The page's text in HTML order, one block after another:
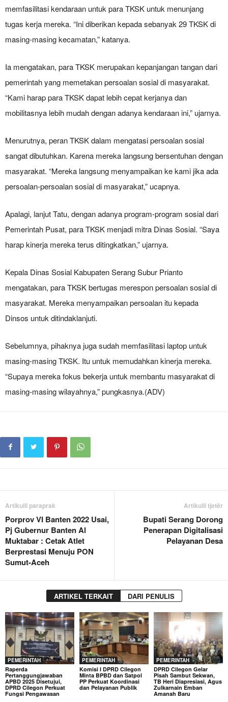
memfasilitasi kendaraan untuk para TKSK untuk menunjang
tugas kerja mereka. “Ini diberikan kepada sebanyak 29 TKSK di
masing-masing kecamatan,” katanya.
Ia mengatakan, para TKSK merupakan kepanjangan tangan dari
pemerintah yang memetakan persoalan sosial di masyarakat.
“Kami harap para TKSK dapat lebih cepat kerjanya dan
mobilitasnya lebih mudah dengan adanya kendaraan ini,” ujarnya.
Menurutnya, peran TKSK dalam mengatasi persoalan sosial
sangat dibutuhkan. Karena mereka langsung bersentuhan dengan
masyarakat. “Mereka langsung menyampaikan ke kami jika ada
persoalan-persoalan sosial di masyarakat,” ucapnya.
Apalagi, lanjut Tatu, dengan adanya program-program sosial dari
Pemerintah Pusat, para TKSK menjadi mitra Dinas Sosial. “Saya
harap kinerja mereka terus ditingkatkan,” ujarnya.
Kepala Dinas Sosial Kabupaten Serang Subur Prianto
mengatakan, para TKSK bertugas merespon persoalan sosial di
masyarakat. Mereka menyampaikan persoalan itu kepada
Dinsos untuk ditindaklanjuti.
Sebelumnya, pihaknya juga sudah memfasilitasi laptop untuk
masing-masing TKSK. Itu untuk memudahkan kinerja mereka.
“Supaya mereka fokus bekerja untuk membantu masyarakat di
masing-masing wilayahnya,” pungkasnya.(ADV)
Artikulli paraprak
Porprov VI Banten 2022 Usai,
Pj Gubernur Banten Al
Muktabar : Cetak Atlet
Berprestasi Menuju PON
Sumut-Aceh
Artikulli tjetër
Bupati Serang Dorong
Penerapan Digitalisasi
Pelayanan Desa
ARTIKEL TERKAIT DARI PENULIS
PEMERINTAH
Raperda
Pertanggungjawaban
APBD 2025 Disetujui,
DPRD Cilegon Perkuat
Fungsi Pengawasan
PEMERINTAH
Komisi I DPRD Cilegon
Minta BPBD dan Satpol
PP Perkuat Koordinasi
dan Pelayanan Publik
PEMERINTAH
DPRD Cilegon Gelar
Pisah Sambut Sekwan,
TB Heri Diapresiasi, Agus
Zulkarnain Emban
Amanah Baru